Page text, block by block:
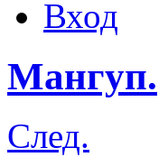
Вход
Мангуп.
След.